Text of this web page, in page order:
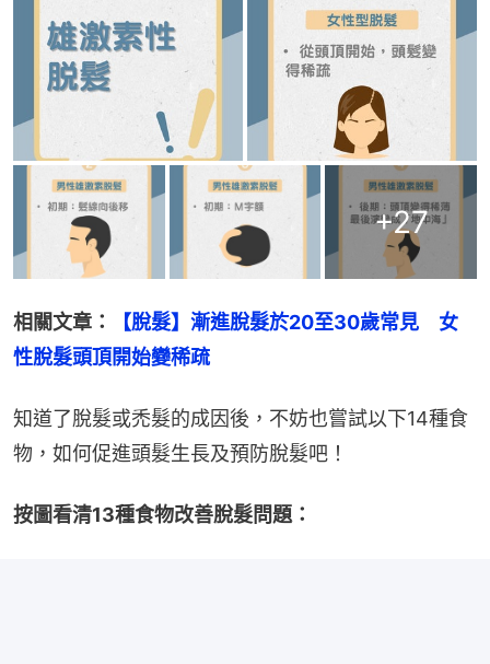
+27
相關文章：
【脫髮】漸進脫髮於20至30歲常見　女
性脫髮頭頂開始變稀疏
知道了脫髮或禿髮的成因後，不妨也嘗試以下14種食
物，如何促進頭髮生長及預防脫髮吧！
按圖看清13種食物改善脫髮問題：